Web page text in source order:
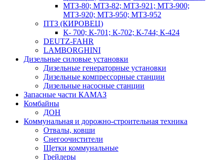
МТЗ-80; МТЗ-82; МТЗ-921; МТЗ-900;
МТЗ-920; МТЗ-950; МТЗ-952
ПТЗ (КИРОВЕЦ)
К- 700; К-701; К-702; К-744; К-424
DEUTZ-FAHR
LAMBORGHINI
Дизельные силовые установки
Дизельные генераторные установки
Дизельные компрессорные станции
Дизельные насосные станции
Запасные части КАМАЗ
Комбайны
ДОН
Коммунальная и дорожно-строительная техника
Отвалы, ковши
Снегоочистители
Щетки коммунальные
Грейдеры